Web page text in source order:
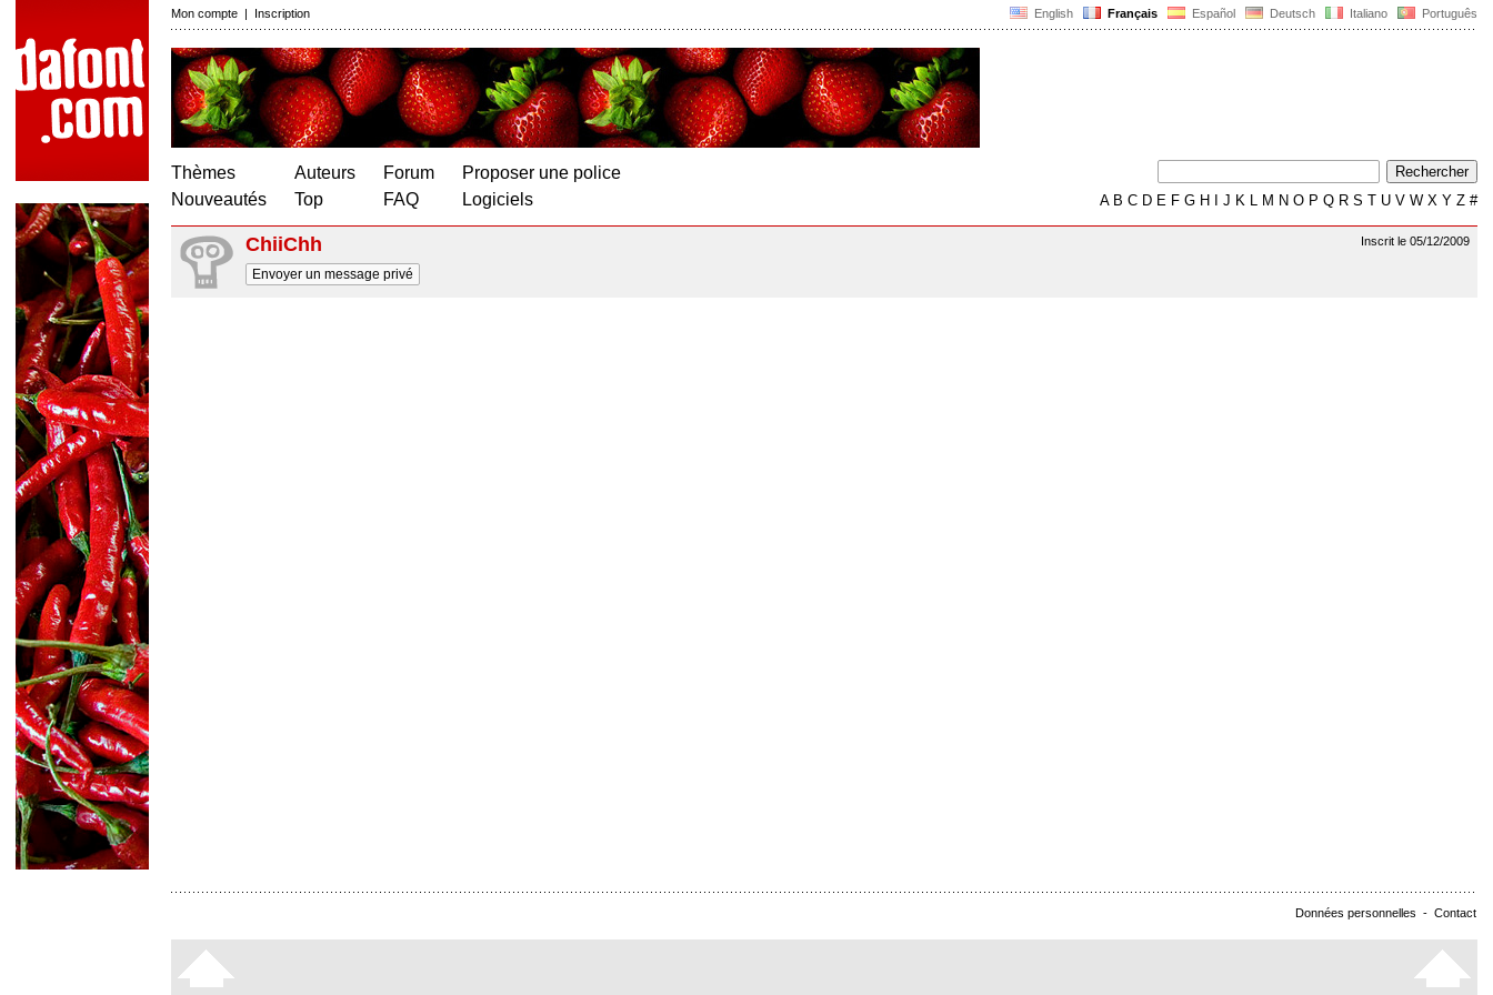
English Français Español Deutsch Italiano Português
Mon compte | Inscription
Thèmes
Nouveautés
Auteurs
Top
Forum
FAQ
Proposer une police
Logiciels
AB C D E F G H J K L M N O P Q R S T U V W X Y Z #
Inscrit le 05/12/2009
ChiiChh
Envoyer un message privé
Données personnelles - Contact